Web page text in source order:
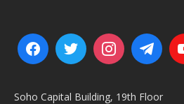
Soho Capital Building, 19th Floor